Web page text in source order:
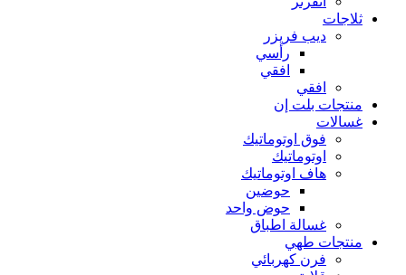
ثلاجات
ديب فريزر
رأسي
افقي
افقي
منتجات بلت إن
غسالات
فوق اوتوماتيك
اوتوماتيك
هاف اوتوماتيك
حوضين
حوض واحد
غسالة اطباق
منتجات طهي
فرن كهربائي